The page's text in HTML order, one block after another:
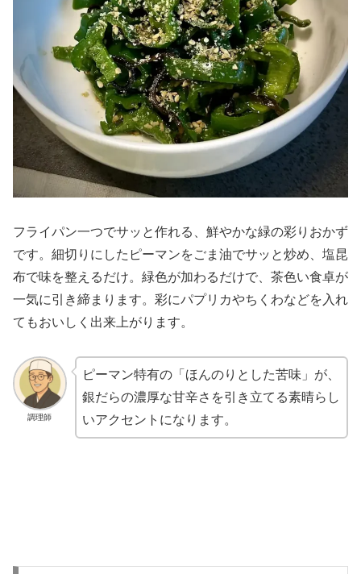
フライパン一つでサッと作れる、鮮やかな緑の彩りおかず
です。細切りにしたピーマンをごま油でサッと炒め、塩昆
布で味を整えるだけ。緑色が加わるだけで、茶色い食卓が
一気に引き締まります。彩にパプリカやちくわなどを入れ
てもおいしく出来上がります。
調理師
ピーマン特有の「ほんのりとした苦味」が、
銀だらの濃厚な甘辛さを引き立てる素晴らし
いアクセントになります。